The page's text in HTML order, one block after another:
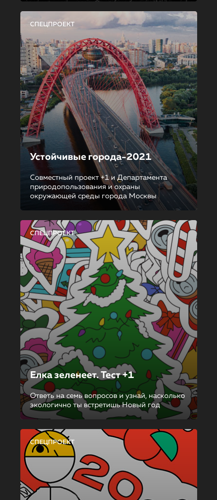
СПЕЦПРОЕКТ
Устойчивые города-2021
Совместный проект +1 и Департамента
природопользования и охраны
окружающей среды города Москвы
СПЕЦПРОЕКТ
Елка зеленеет. Тест +1
Ответь на семь вопросов и узнай, насколько
экологично ты встретишь Новый год
СПЕЦПРОЕКТ